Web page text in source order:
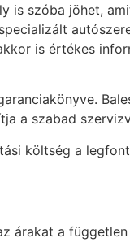
szóba jöhet,
is értékes
a szabad
költség a
árakat a